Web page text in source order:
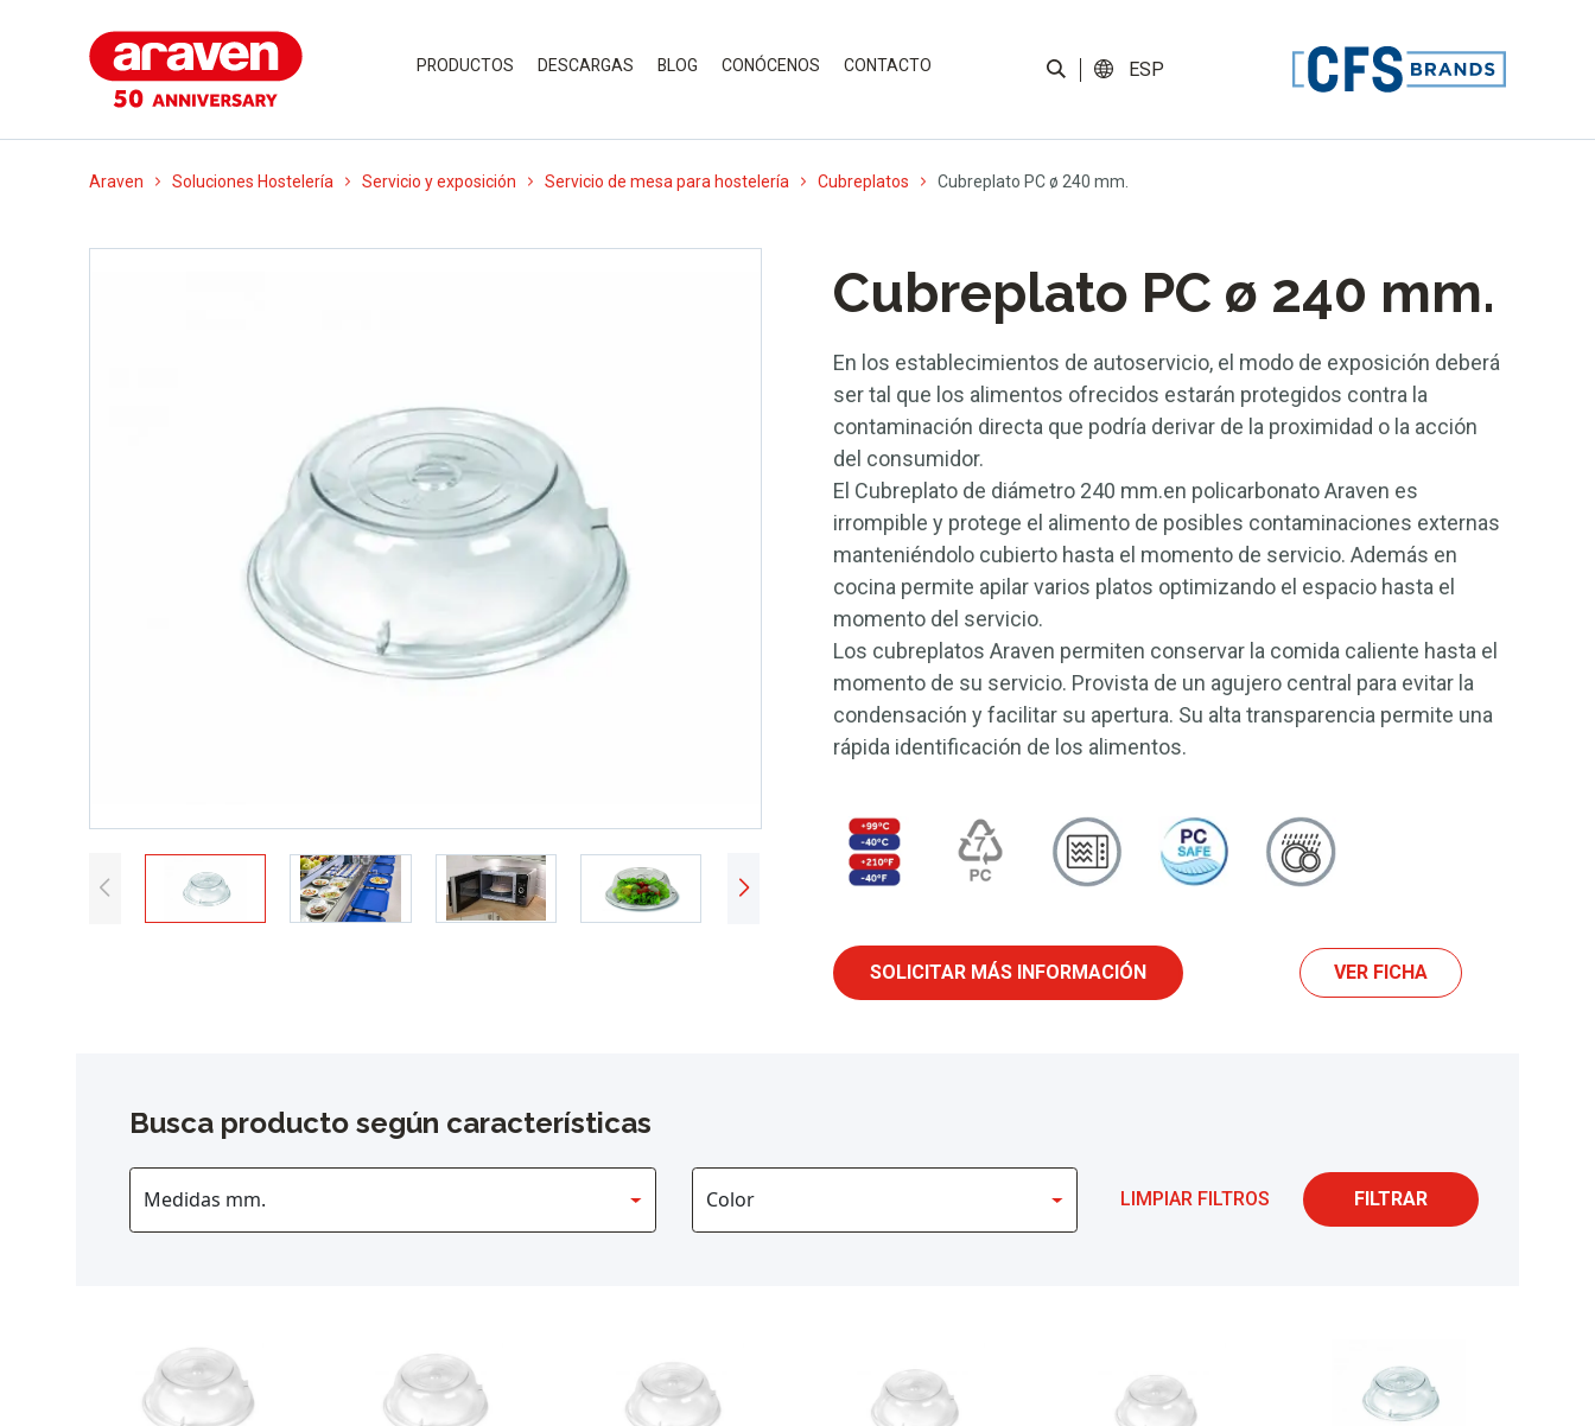
PRODUCTOS DESCARGAS BLOG CONÓCENOS CONTACTO ESP
Araven Soluciones Hostelería Servicio y exposición Servicio de mesa para hostelería Cubreplatos Cubreplato PC ø 240 mm.
Cubreplato PC ø 240 mm.
En los establecimientos de autoservicio, el modo de exposición deberá
ser tal que los alimentos ofrecidos estarán protegidos contra la
contaminación directa que podría derivar de la proximidad o la acción
del consumidor.
El Cubreplato de diámetro 240 mm.en policarbonato Araven es
irrompible y protege el alimento de posibles contaminaciones externas
manteniéndolo cubierto hasta el momento de servicio. Además en
cocina permite apilar varios platos optimizando el espacio hasta el
momento del servicio.
Los cubreplatos Araven permiten conservar la comida caliente hasta el
momento de su servicio. Provista de un agujero central para evitar la
condensación y facilitar su apertura. Su alta transparencia permite una
rápida identificación de los alimentos.
SOLICITAR MÁS INFORMACIÓN VER FICHA
Busca producto según características
LIMPIAR FILTROS FILTRAR